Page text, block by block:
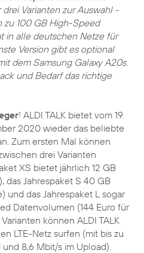
Varianten zur Auswahl -
zu 100 GB High-Speed
in alle deutschen Netze für
Version gibt es optional
dem Samsung Galaxy A20s.
und Bedarf das richtige
1 ALDI TALK bietet vom 19.
2020 wieder das beliebte
Zum ersten Mal können
drei Varianten
XS bietet jährlich 12 GB
das Jahrespaket S 40 GB
und das Jahrespaket L sogar
Datenvolumen (144 Euro für
können ALDI TALK
LTE-Netz surfen (mit bis zu
8,6 Mbit/s im Upload).